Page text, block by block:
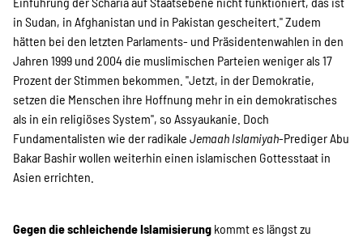
in Sudan, in Afghanistan und in Pakistan gescheitert." Zudem
hätten bei den letzten Parlaments- und Präsidentenwahlen in den
Jahren 1999 und 2004 die muslimischen Parteien weniger als 17
Prozent der Stimmen bekommen. "Jetzt, in der Demokratie,
setzen die Menschen ihre Hoffnung mehr in ein demokratisches
als in ein religiöses System", so Assyaukanie. Doch
Fundamentalisten wie der radikale Jemaah Islamiyah-Prediger Abu
Bakar Bashir wollen weiterhin einen islamischen Gottesstaat in
Asien errichten.
Gegen die schleichende Islamisierung kommt es längst zu